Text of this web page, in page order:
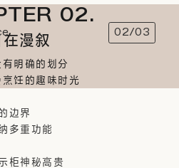
02.
漫叙
有明确的划分
饪的趣味时光
02/03
边界
多重功能
柜神秘高贵